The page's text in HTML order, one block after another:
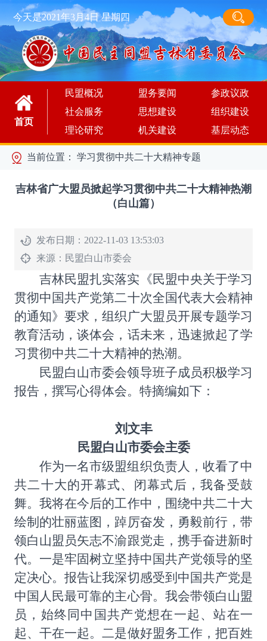
今天是2021年3月4日 星期四
首页
民盟概况 盟务要闻
参政议政
社会服务
思想建设
组织建设
理论研究
机关建设 基层动态
当前位置： 学习贯彻中共二十大精神专题
吉林省广大盟员掀起学习贯彻中共二十大精神热潮
（白山篇）
发布日期：2022-11-03 13:53:03
来源： 民盟白山市委会
吉林民盟扎实落实《民盟中央关于学习
贯彻中国共产党第二十次全国代表大会精神
的通知》要求，组织广大盟员开展专题学习
教育活动，谈体会，话未来，迅速掀起了学
习贯彻中共二十大精神的热潮。
民盟白山市委会领导班子成员积极学习
报告，撰写心得体会。特摘编如下：
刘文丰
民盟白山市委会主委
作为一名市级盟组织负责人，收看了中
共二十大的开幕式、闭幕式后，我备受鼓
舞。我将在今后的工作中，围绕中共二十大
绘制的壮丽蓝图，踔厉奋发，勇毅前行，带
领白山盟员矢志不渝跟党走，携手奋进新时
代。一是牢固树立坚持中国共产党领导的坚
定决心。报告让我深切感受到中国共产党是
中国人民最可靠的主心骨。我会带领白山盟
员，始终同中国共产党想在一起、站在一
起、干在一起。二是做好盟务工作，把百姓